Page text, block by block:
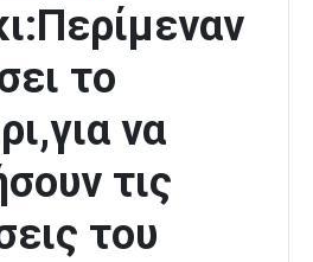
το
να
τις
του